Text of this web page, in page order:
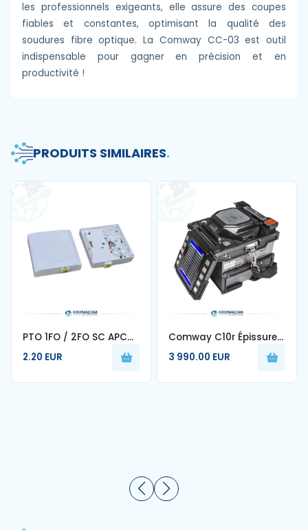
les professionnels exigeants, elle assure des coupes
fiables et constantes, optimisant la qualité des
soudures fibre optique. La Comway CC-03 est outil
indispensable pour gagner en précision et en
productivité !
PRODUITS SIMILAIRES.
PTO 1FO / 2FO SC APC
monomode pour
français FTTH prise
2.20 EUR
Comway C10r Épissure
de fibre optique à
ruban pour 1-12 cœurs
automatique 70r 88r
3 990.00 EUR